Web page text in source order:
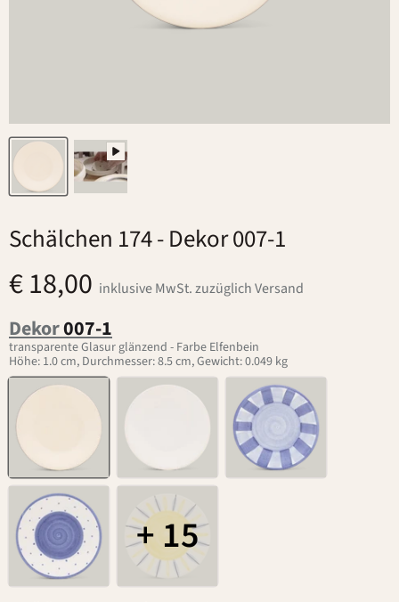
Schälchen 174- Dekor 007-1
€ 18,00 inklusive MwSt. zuzüglich Versand
Dekor007-1
transparente Glasur glänzend - Farbe Elfenbein
Höhe: 1.0 cm, Durchmesser: 8.5 cm, Gewicht: 0.049 kg
+ 15